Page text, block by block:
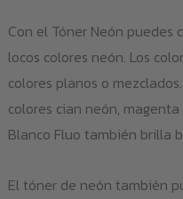
Con el Tóner Neón puedes
locos colores neón. Los
colores planos o
colores cian neón,
Blanco Fluo también brilla
El tóner de neón también